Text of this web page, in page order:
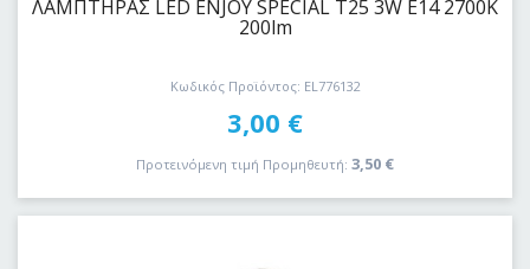
ΛΑΜΠΤΗΡΑΣ LED ENJOY SPECIAL Τ25 3W E14 2700Κ
200lm
Κωδικός Προϊόντος: EL776132
3,00 €
Προτεινόμενη τιμή Προμηθευτή: 3,50 €